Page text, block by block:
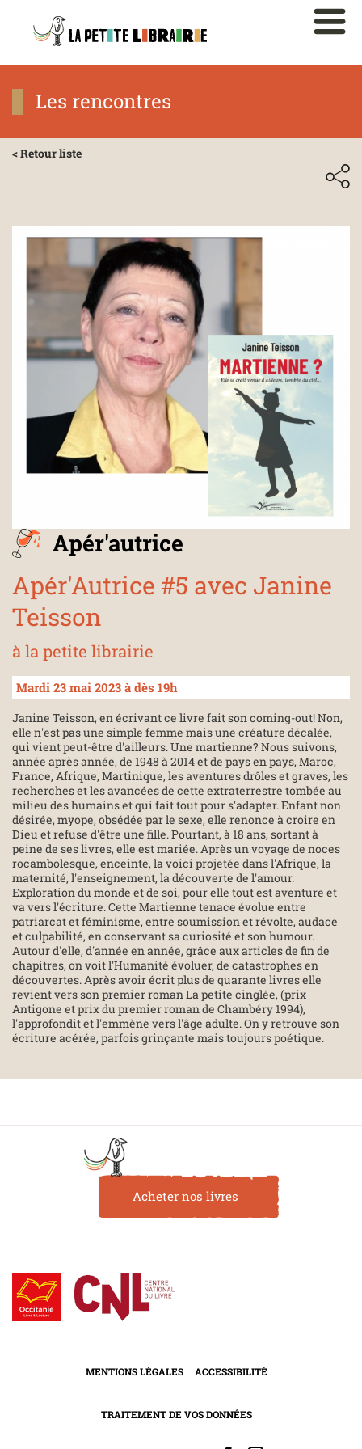
Les rencontres
< Retour liste
Apér'autrice
Apér'Autrice #5 avec Janine
Teisson
à la petite librairie
Mardi 23 mai 2023 à dès 19h
Janine Teisson, en écrivant ce livre fait son coming-out! Non,
elle n'est pas une simple femme mais une créature décalée,
qui vient peut-être d'ailleurs. Une martienne? Nous suivons,
année après année, de 1948 à 2014 et de pays en pays, Maroc,
France, Afrique, Martinique, les aventures drôles et graves, les
recherches et les avancées de cette extraterrestre tombée au
milieu des humains et qui fait tout pour s'adapter. Enfant non
désirée, myope, obsédée par le sexe, elle renonce à croire en
Dieu et refuse d'être une fille. Pourtant, à 18 ans, sortant à
peine de ses livres, elle est mariée. Après un voyage de noces
rocambolesque, enceinte, la voici projetée dans l'Afrique, la
maternité, l'enseignement, la découverte de l'amour.
Exploration du monde et de soi, pour elle tout est aventure et
va vers l'écriture. Cette Martienne tenace évolue entre
patriarcat et féminisme, entre soumission et révolte, audace
et culpabilité, en conservant sa curiosité et son humour.
Autour d'elle, d'année en année, grâce aux articles de fin de
chapitres, on voit l'Humanité évoluer, de catastrophes en
découvertes. Après avoir écrit plus de quarante livres elle
revient vers son premier roman La petite cinglée, (prix
Antigone et prix du premier roman de Chambéry 1994),
l'approfondit et l'emmène vers l'âge adulte. On y retrouve son
écriture acérée, parfois grinçante mais toujours poétique.
Acheter nos livres
MENTIONS LÉGALES ACCESSIBILITÉ
TRAITEMENT DE VOS DONNÉES